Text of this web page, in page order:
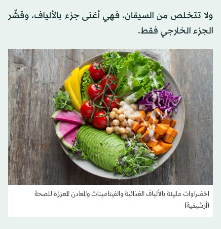
ولا تتخلص من السيقان، فهي أغنى جزء بالألياف، وقشّر
الجزء الخارجي فقط.
الخضراوات مليئة بالألياف الغذائية والفيتامينات والمعادن المعززة للصحة
(أرشيفية)